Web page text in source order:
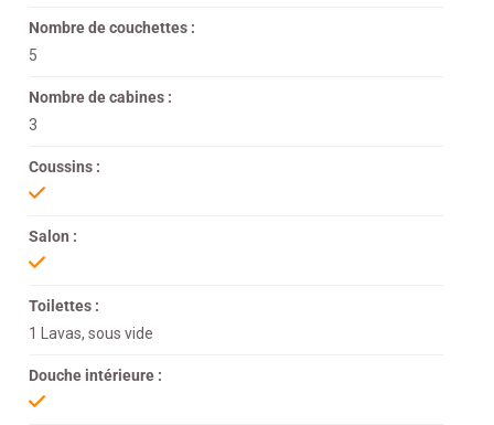
Nombre de couchettes :
5
Nombre de cabines :
3
Coussins :
Salon :
Toilettes :
1 Lavas, sous vide
Douche intérieure :